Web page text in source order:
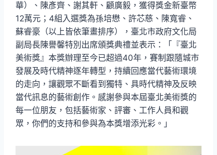
華）、陳彥齊、謝其軒、顧廣毅，獲得獎金新臺幣
12萬元；4組入選獎為孫培懋、許芯慈、陳寬睿、
蘇睿豪（以上皆依筆畫排序），臺北市政府文化局
副局長陳譽馨特別出席頒獎典禮並表示：「『臺北
美術獎』本獎辦理至今已超過40年，賽制跟隨城市
發展及時代精神逐年轉型，持續回應當代藝術環境
的走向，讓觀眾不斷看到獨特、具時代精神及反映
當代訊息的藝術創作。感謝參與本屆臺北美術獎的
每一位朋友，包括藝術家、評審、工作人員和觀
眾，你們的支持和參與為本獎增添光彩。」